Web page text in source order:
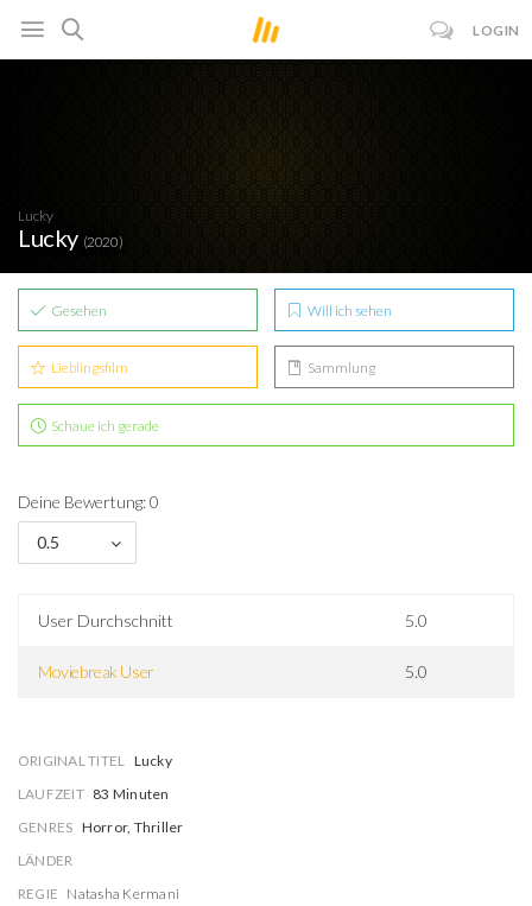
LOGIN
Lucky
Lucky (2020)
Gesehen Will ich sehen
Lieblingsfilm Sammlung
Schaue ich gerade
Deine Bewertung: 0
0.5
User Durchschnitt 5.0
Moviebreak User 5.0
ORIGINAL TITEL Lucky
LAUFZEIT 83 Minuten
GENRES Horror, Thriller
LÄNDER
REGIE Natasha Kermani